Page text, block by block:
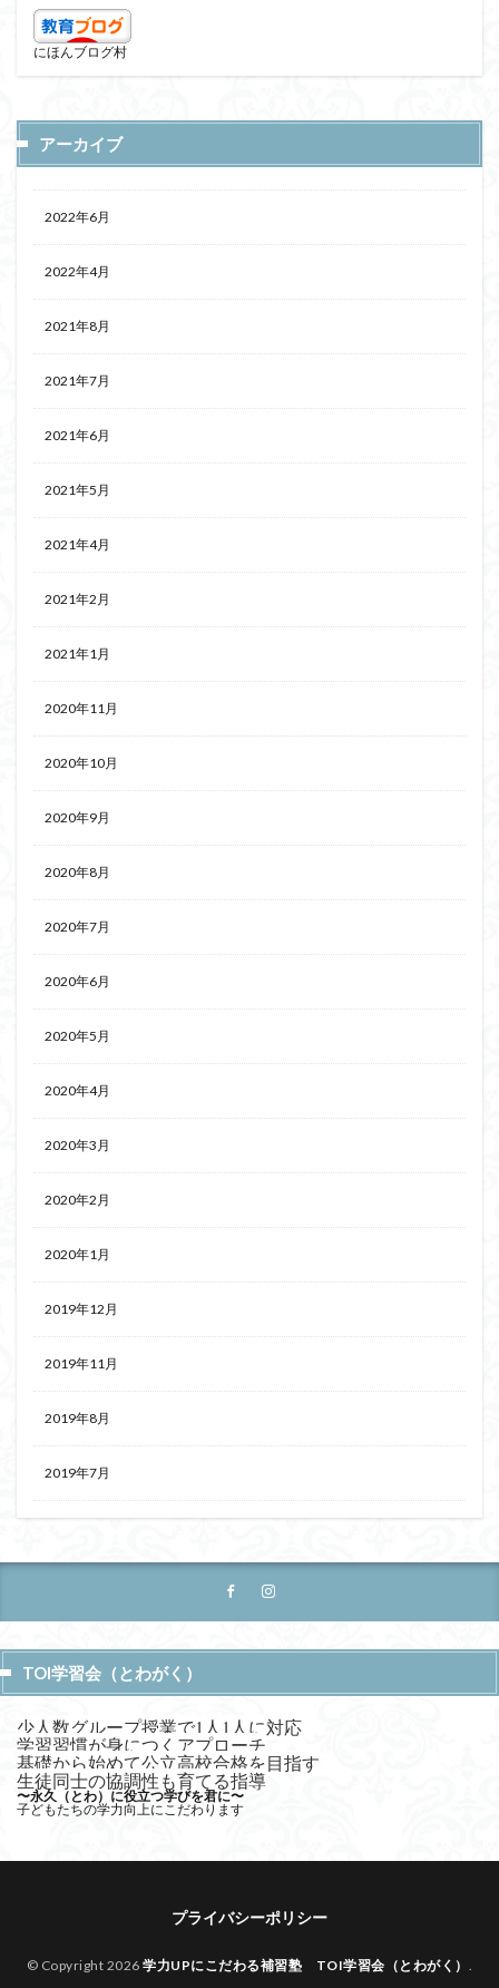
にほんブログ村
アーカイブ
2022年6月
2022年4月
2021年8月
2021年7月
2021年6月
2021年5月
2021年4月
2021年2月
2021年1月
2020年11月
2020年10月
2020年9月
2020年8月
2020年7月
2020年6月
2020年5月
2020年4月
2020年3月
2020年2月
2020年1月
2019年12月
2019年11月
2019年8月
2019年7月
TOI学習会（とわがく）
少人数グループ授業で1人1人に対応
学習習慣が身につくアプローチ
基礎から始めて公立高校合格を目指す
生徒同士の協調性も育てる指導
〜永久（とわ）に役立つ学びを君に〜
子どもたちの学力向上にこだわります
プライバシーポリシー
© Copyright 2026学力UPにこだわる補習塾 TOI学習会（とわがく） .